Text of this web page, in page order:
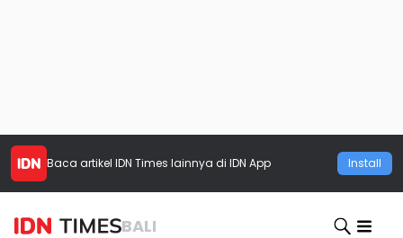
Baca artikel IDN Times lainnya di IDN App Install
BALI